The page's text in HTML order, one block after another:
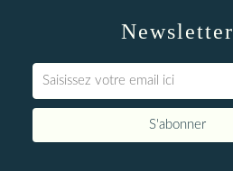
Newsletter